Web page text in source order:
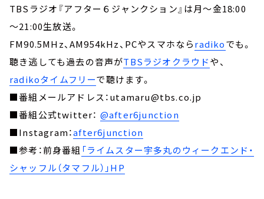
TBSラジオ『アフター６ジャンクション』は月～金18:00
～21:00生放送。
FM90.5MHz、AM954kHz、PCやスマホならradikoでも。
聴き逃しても過去の音声がTBSラジオクラウドや、
radikoタイムフリーで聴けます。
■番組メールアドレス：utamaru@tbs.co.jp
■番組公式twitter： @after6junction
■Instagram：after6junction
■参考：前身番組 「ライムスター宇多丸のウィークエンド・
シャッフル（タマフル）」HP